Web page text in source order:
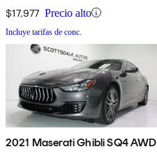
$17,977 Precio alto
Incluye tarifas de conc.
2021 Maserati Ghibli SQ4 AWD